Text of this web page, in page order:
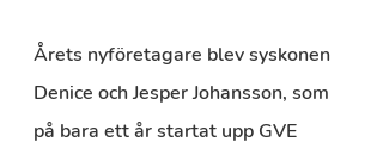
Årets nyföretagare blev syskonen
Denice och Jesper Johansson, som
på bara ett år startat upp GVE